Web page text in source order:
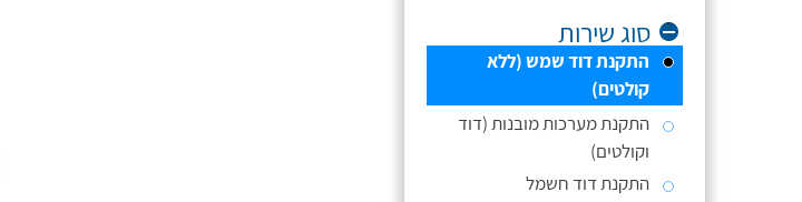
סוג שירות
התקנת דוד שמש (ללא
קולטים)
התקנת מערכות מובנות (דוד
וקולטים)
התקנת דוד חשמל